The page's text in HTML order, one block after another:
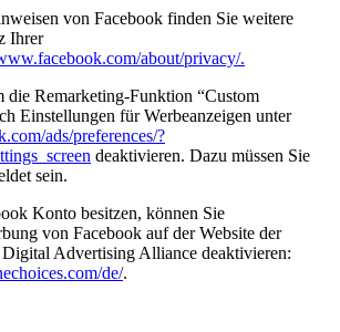
von Facebook finden Sie weitere
Ihrer
about/privacy/.
die Remarketing-Funktion “Custom
Einstellungen für Werbeanzeigen unter
ads/preferences/?
deaktivieren. Dazu müssen Sie
sein.
Konto besitzen, können Sie
von Facebook auf der Website der
Advertising Alliance deaktivieren:
de/.